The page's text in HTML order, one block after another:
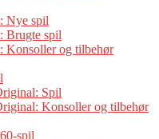
Nye spil
Brugte spil
Konsoller og tilbehør
Spil
Konsoller og tilbehør
spil